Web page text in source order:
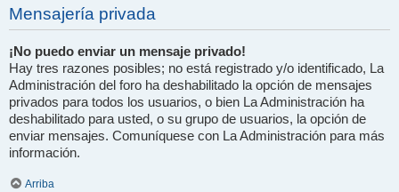
Mensajería privada
¡No puedo enviar un mensaje privado!
Hay tres razones posibles; no está registrado y/o identificado, La
Administración del foro ha deshabilitado la opción de mensajes
privados para todos los usuarios, o bien La Administración ha
deshabilitado para usted, o su grupo de usuarios, la opción de
enviar mensajes. Comuníquese con La Administración para más
información.
Arriba